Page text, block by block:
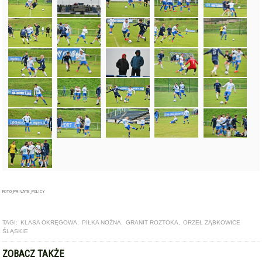
FOTO_PRIVATE_POLICY
TAGI: KLASA OKRĘGOWA PIŁKA NOŻNA GRANIT ROZTOKA
ORZEŁ ZĄBKOWICE
ŚLĄSKIE
ZOBACZ TAKŻE